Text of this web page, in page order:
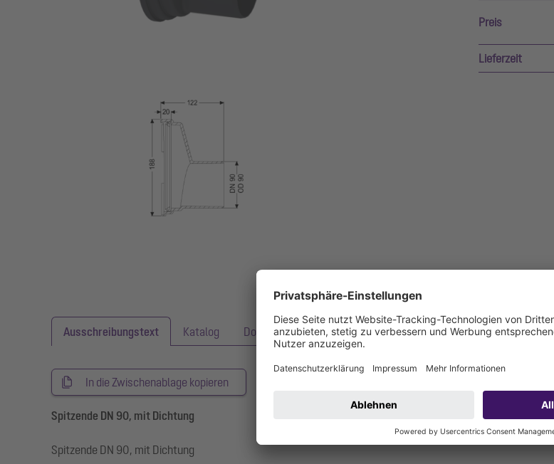
Preis
Lieferzeit
Ausschreibungstext Katalog Downloads
In die Zwischenablage kopieren
Spitzende DN 90, mit Dichtung
Spitzende DN 90, mit Dichtung